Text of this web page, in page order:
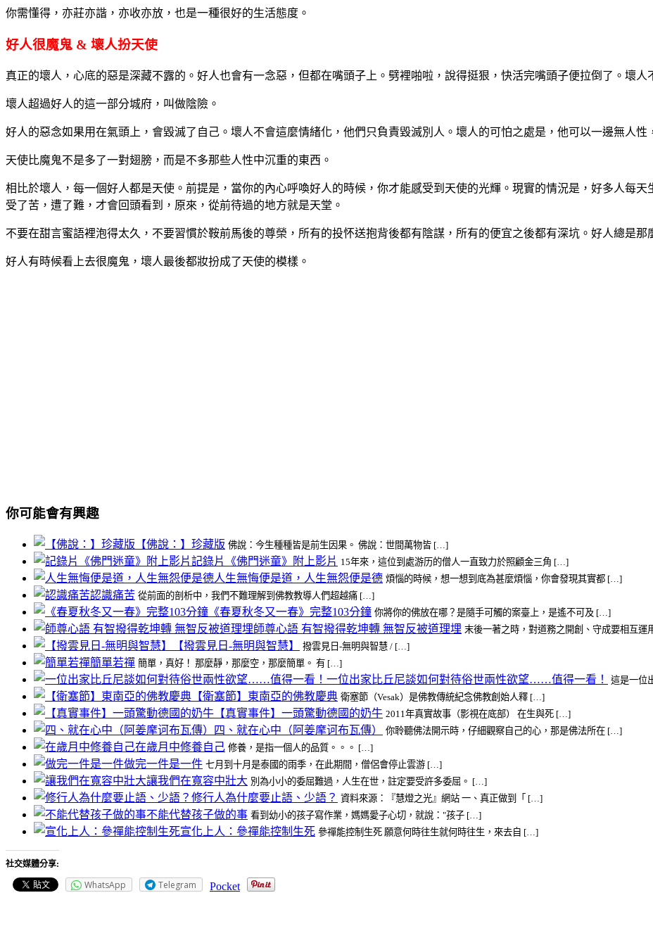
你需懂得，亦莊亦諧，亦收亦放，也是一種很好的生活態度。
好人很魔鬼 & 壞人扮天使
真正的壞人，心底的惡是深藏不露的。好人也會有一念惡，但都在嘴頭子上。劈裡啪啦，說得挺狠，快活完嘴頭子便拉倒了。壞
壞人超過好人的這一部分城府，叫做陰險。
好人的惡念如果用在氣頭上，會毀滅了自己。壞人不會這麼情緒化，他們只負責毀滅別人。壞人的可怕之處是，他可以一邊無人性
天使比魔鬼不是多了一對翅膀，而是不多那些人性中沉重的東西。
相比於壞人，每一個好人都是天使。前提是，當你的內心呼喚好人的時候，你才能感受到天使的光輝。現實的情況是，好多人每
受了苦，遭了難，才會回頭看到，原來，從前待過的地方就是天堂。
不要在甜言蜜語裡泡得太久，不要習慣於鞍前馬後的尊榮，所有的投怀送抱背後都有陰謀，所有的便宜之後都有深坑。好人總是那
好人有時候看上去很魔鬼，壞人最後都妝扮成了天使的模樣。
你可能會有興趣
【佛說：】珍藏版 佛說：今生種種皆是前生因果。 佛說：世間萬物皆 […]
記錄片《佛門迷童》附上影片 15年來，這位到處游历的僧人一直致力於照顧金三角 […]
人生無悔便是道，人生無怨便是德 煩惱的時候，想一想到底為甚麼煩惱，你會發現其實都 […]
認識痛苦 從前面的剖析中，我們不難理解到佛教教導人們超越痛 […]
《春夏秋冬又一春》完整103分鐘 你將你的佛放在哪？是隨手可觸的案臺上，是遙不可及 […]
師尊心語 有智撥得乾坤轉 無智反被道理埋 末後一著之時，對道務之開創、守成要相互
【撥雲見日-無明與智慧】 撥雲見日-無明與智慧 / […]
簡單若禪 簡單，真好！ 那麼靜，那麼空，那麼簡單。 有 […]
一位出家比丘尼談如何對待俗世兩性欲望……值得一看！ 這是一位
【衛塞節】東南亞的佛教慶典 衛塞節（Vesak）是佛教傳統紀念佛教創始人釋 […]
【真實事件】一頭驚動德國的奶牛 2011年真實故事（影視在底部） 在生與死 […]
四、就在心中（阿姜摩诃布瓦傳） 你聆聽佛法開示時，仔細觀察自己的心，那是佛法所在 […]
在歲月中修養自己 修養，是指一個人的品質。。。 […]
做完一件是一件 七月到十月是泰國的雨季，在此期間，僧侶會停止雲游 […]
讓我們在寬容中壯大 別為小小的委屈難過，人生在世，註定要受許多委屈。 […]
修行人為什麼要止語、少語？ 資料來源：『慧燈之光』網站 一、真正做到「 […]
不能代替孩子做的事 看到幼小的孩子寫作業，媽媽愛子心切，就說："孩子 […]
宣化上人：參禪能控制生死 參禪能控制生死 願意何時往生就何時往生，來去自 […]
社交媒體分享:
WhatsApp Telegram Pocket